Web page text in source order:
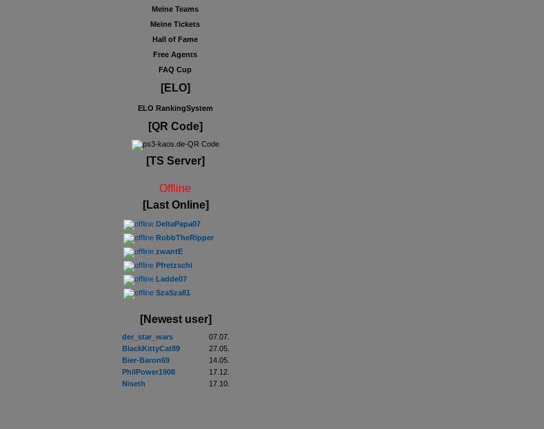
Meine Teams
Meine Tickets
Hall of Fame
Free Agents
FAQ Cup
[ELO]
ELO RankingSystem
[QR Code]
[TS Server]
Offline
[Last Online]
DeltaPapa07
RobbTheRipper
zwantE
Pfretzschi
Ladde07
SzaSza81
[Newest user]
der_star_wars
07.07.
BlackKittyCat89
27.05.
Bier-Baron69
14.05.
PhilPower1908
17.12.
Niseth
17.10.